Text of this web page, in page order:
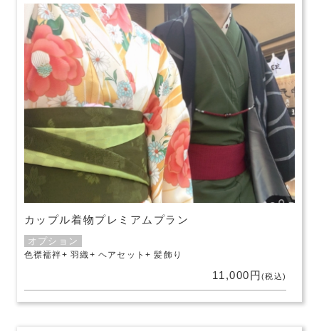
カップル着物プレミアムプラン
オプション
色襟襦袢 羽織 ヘアセット 髪飾り
11,000円(税込)